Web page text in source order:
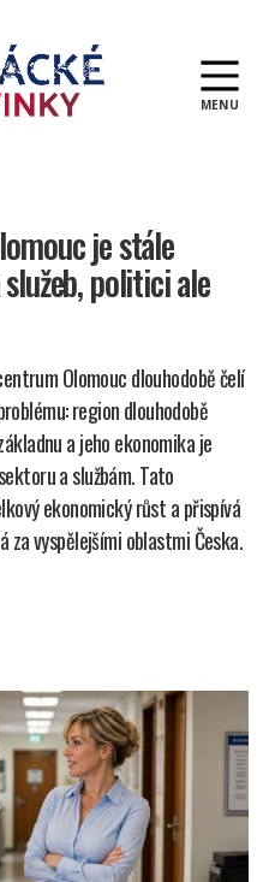
MENU
je stále
politici ale
Olomouc dlouhodobě čelí
region dlouhodobě
a jeho ekonomika je
a službám. Tato
ekonomický růst a přispívá
za vyspělejšími oblastmi Česka.